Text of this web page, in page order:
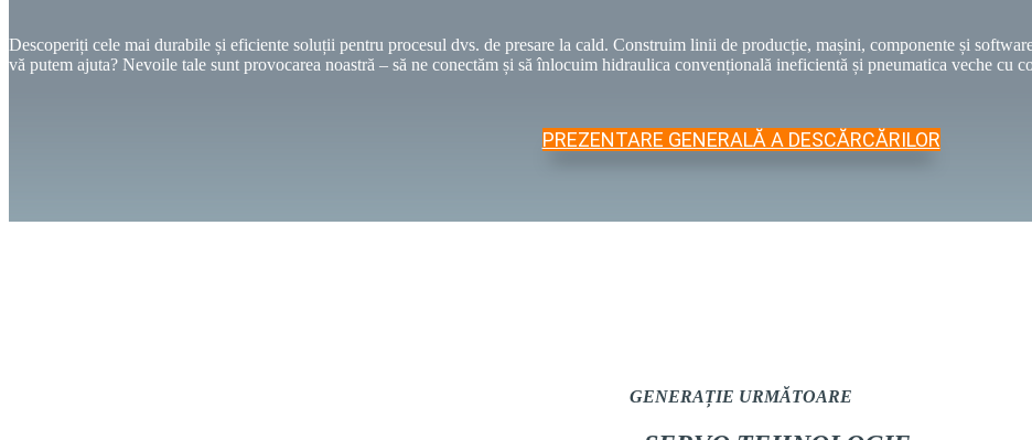
Descoperiți cele mai durabile și eficiente soluții pentru procesul dvs. de presare la cald. Construim linii de producție, mașini, componente și
vă putem ajuta? Nevoile tale sunt provocarea noastră – să ne conectăm și să înlocuim hidraulica convențională ineficientă și pneumatica veche cu
PREZENTARE GENERALĂ A DESCĂRCĂRILOR
GENERAȚIE URMĂTOARE